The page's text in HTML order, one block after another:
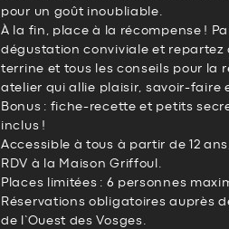
pour un goût inoubliable.
À la fin, place à la récompense !
dégustation conviviale et repartez
terrine et tous les conseils pour la
atelier qui allie plaisir, savoir-faire
Bonus : fiche-recette et petits
inclus !
Accessible à tous à partir de 12
RDV à la Maison Griffoul.
Places limitées : 6 personnes
Réservations obligatoires auprès
de l’Ouest des Vosges.